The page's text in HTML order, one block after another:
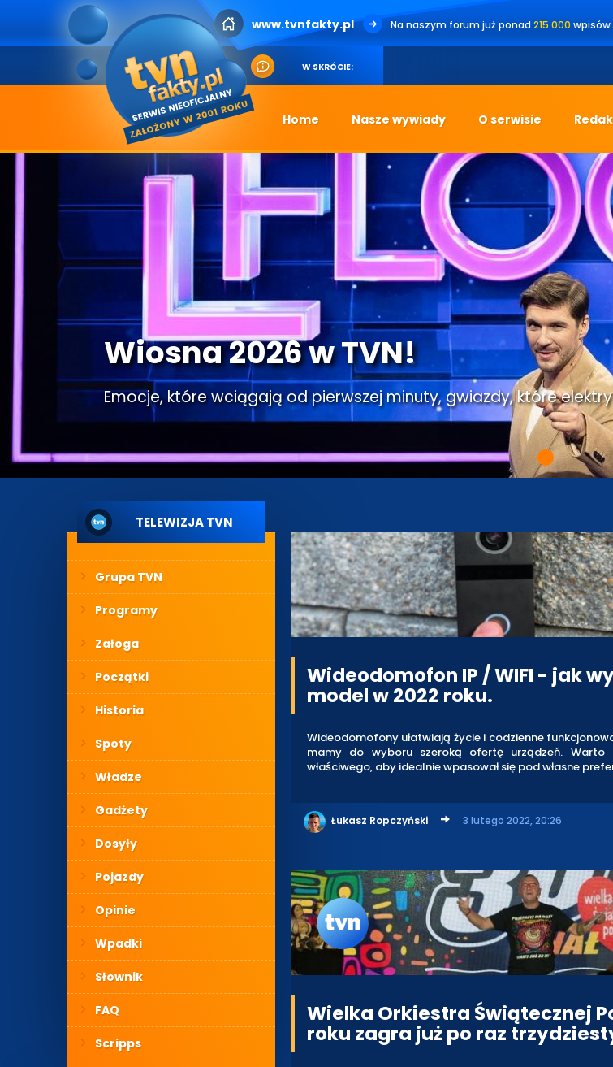
www.tvnfakty.pl Na naszym forum już ponad 215 000
W SKRÓCIE:
Home Nasze wywiady O serwisie
Wiosna 2026 w TVN!
Emocje, które wciągają od pierwszej minuty, gwiazdy, które
TELEWIZJA TVN
Grupa TVN
Programy
Załoga
Początki
Historia
Spoty
Władze
Gadżety
Dosyły
Pojazdy
Opinie
Wpadki
Słownik
FAQ
Scripps
Wideodomofon IP / WIFI - jak
model w 2022 roku.
Wideodomofony ułatwiają życie i codzienne
mamy do wyboru szeroką ofertę urządzeń. Warto
właściwego, aby idealnie wpasował się pod własne
Łukasz Ropczyński 3 lutego 2022, 20:26
Wielka Orkiestra Świątecznej
roku zagra już po raz